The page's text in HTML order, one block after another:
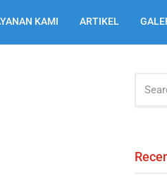
KAMI ARTIKEL
FOR: